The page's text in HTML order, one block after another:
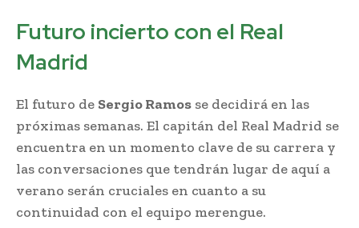
Futuro incierto con el Real
Madrid
El futuro de Sergio Ramos se decidirá en las
próximas semanas. El capitán del Real Madrid se
encuentra en un momento clave de su carrera y
las conversaciones que tendrán lugar de aquí a
verano serán cruciales en cuanto a su
continuidad con el equipo merengue.